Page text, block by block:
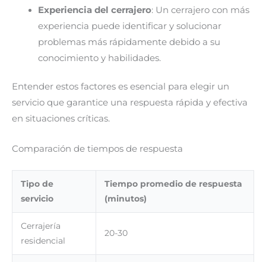
Experiencia del cerrajero: Un cerrajero con más
experiencia puede identificar y solucionar
problemas más rápidamente debido a su
conocimiento y habilidades.
Entender estos factores es esencial para elegir un
servicio que garantice una respuesta rápida y efectiva
en situaciones críticas.
Comparación de tiempos de respuesta
Tipo de
servicio
Tiempo promedio de respuesta
(minutos)
Cerrajería
residencial
20-30